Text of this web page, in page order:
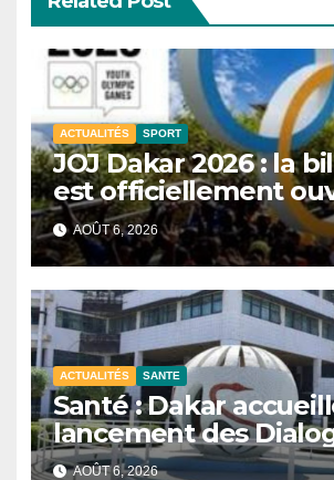
ACTUALITÉS SPORT
JOJ Dakar 2026 : la
est officiellement
près d’un million de
disponibles.
AOÛT 6, 2026
ACTUALITÉS SANTE
Santé : Dakar
lancement des
stratégiques sur les
AOÛT 6, 2026